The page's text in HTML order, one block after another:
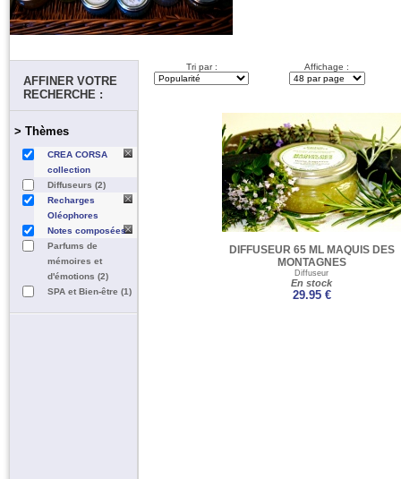
AFFINER VOTRE
RECHERCHE :
> Thèmes
CREA CORSA
collection
Diffuseurs (2)
Recharges
Oléophores
Notes composées
Parfums de
mémoires et
d'émotions (2)
SPA et Bien-être (1)
Tri par : Affichage :
DIFFUSEUR 65 ML MAQUIS DES
MONTAGNES
Diffuseur
En stock
29.95 €